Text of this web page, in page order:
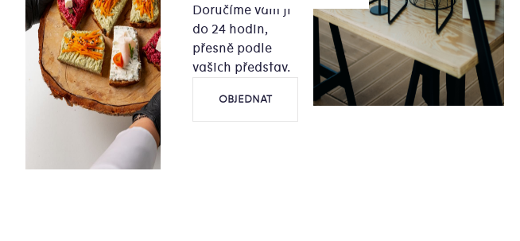
Doručíme vám ji
do 24 hodin,
přesně podle
vašich představ.
OBJEDNAT